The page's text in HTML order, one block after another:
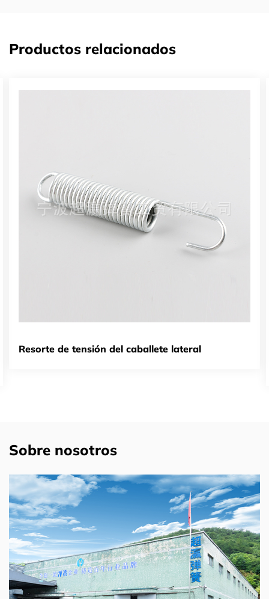
Productos relacionados
Resorte de tensión del caballete lateral
Sobre nosotros